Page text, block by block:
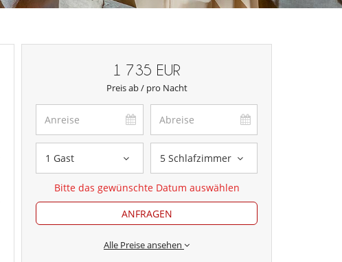
1 735 EUR
Preis ab / pro Nacht
1 Gast 5 Schlafzimmer
Bitte das gewünschte Datum auswählen
ANFRAGEN
Alle Preise ansehen